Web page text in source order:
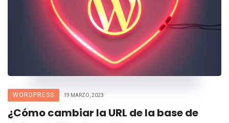
WORDPRESS 19 MARZO, 2023
¿Cómo cambiar la URL de la base de